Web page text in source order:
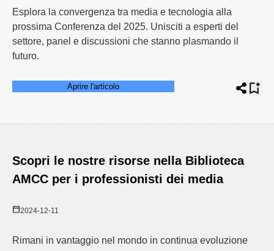
Esplora la convergenza tra media e tecnologia alla
prossima Conferenza del 2025. Unisciti a esperti del
settore, panel e discussioni che stanno plasmando il
futuro.
Aprire l'articolo
Scopri le nostre risorse nella Biblioteca
AMCC per i professionisti dei media
2024-12-11
Rimani in vantaggio nel mondo in continua evoluzione